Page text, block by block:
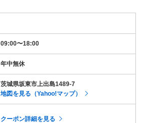
09:00〜18:00
年中無休
茨城県坂東市上出島1489-7
地図を見る（Yahoo!マップ）
クーポン詳細を見る